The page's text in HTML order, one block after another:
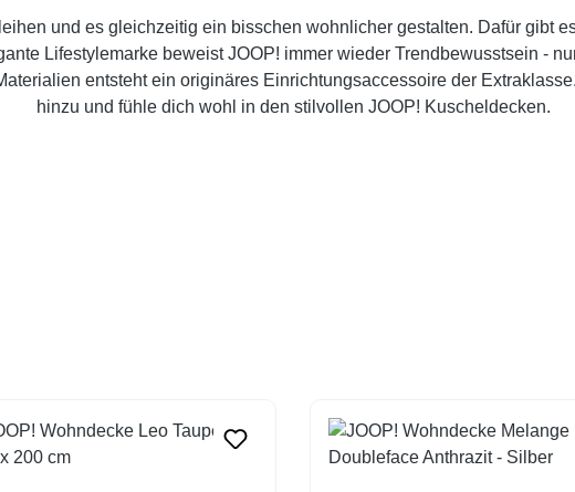
und es gleichzeitig ein bisschen wohnlicher gestalten. Dafür gibt
Lifestylemarke beweist JOOP! immer wieder Trendbewusstsein -
entsteht ein originäres Einrichtungsaccessoire der
hinzu und fühle dich wohl in den stilvollen JOOP! Kuscheldecken.